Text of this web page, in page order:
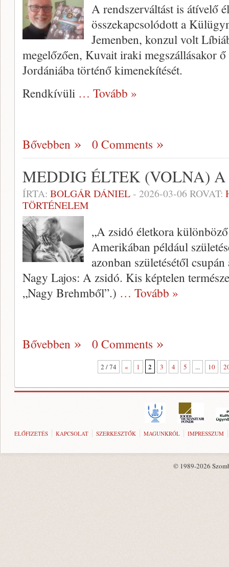
A rendszerváltást is átívelő
összekapcsolódott a
Jemenben, konzul volt
megelőzően, Kuvait iraki megszállásakor
Jordániába történő kimenekítését.
Rendkívüli … Tovább »
Bővebben 0 Comments
MEDDIG ÉLTEK (VOLNA)
ÍRTA: BOLGÁR DÁNIEL- 2026-03-06 ROVAT:
TÖRTÉNELEM
„A zsidó életkora
Amerikában például
azonban születésétől
Nagy Lajos: A zsidó. Kis képtelen
„Nagy Brehmből”.) … Tovább »
Bővebben 0 Comments
2 / 74 « 1 2 3 4 5 ... 10
ELŐFIZETÉS KAPCSOLAT SZERKESZTŐK MAGUNKRÓL IMPRESSZUM
© 1989-2026